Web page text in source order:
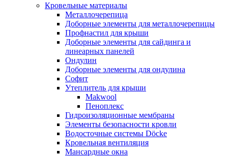
Кровельные материалы
Металлочерепица
Доборные элементы для металлочерепицы
Профнастил для крыши
Доборные элементы для сайдинга и
линеарных панелей
Ондулин
Доборные элементы для ондулина
Софит
Утеплитель для крыши
Makwool
Пеноплекс
Гидроизоляционные мембраны
Элементы безопасности кровли
Водосточные системы Döcke
Кровельная вентиляция
Мансардные окна